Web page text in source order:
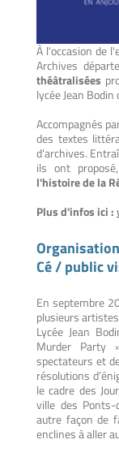
À l'occasion de
Archives
théâtralisées
lycée Jean
Accompagnés
des textes
d'archives.
ils ont
l'histoire de la
Plus d'infos ici :
Cé / public
En septembre
plusieurs
Lycée Jean
Murder Party
spectateurs et
résolutions
le cadre des
ville des Ponts-
autre façon de
enclines à aller